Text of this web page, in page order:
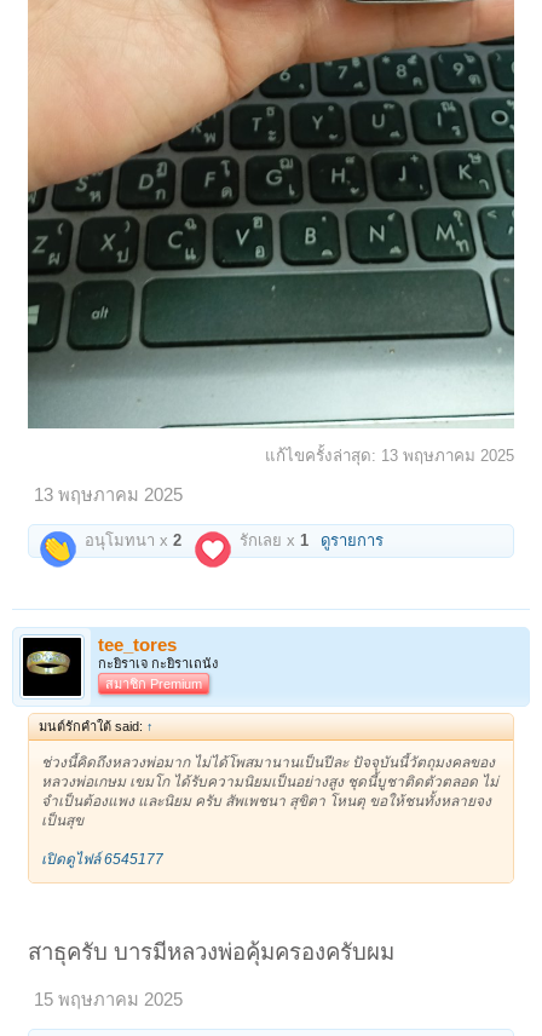
แก้ไขครั้งล่าสุด: 13 พฤษภาคม 2025
13 พฤษภาคม 2025
อนุโมทนา x2 รักเลย x1 ดูรายการ
tee_tores
กะยิราเจ กะยิราเถนัง
สมาชิก Premium
มนต์รักคำใต้ said: ↑
ช่วงนี้คิดถึงหลวงพ่อมาก ไม่ได้โพสมานานเป็นปีละ ปัจจุบันนี้วัตถุมงคลของ
หลวงพ่อเกษม เขมโก ได้รับความนิยมเป็นอย่างสูง ชุดนี้บูชาติดตัวตลอด ไม่
จำเป็นต้องแพง และนิยม ครับ สัพเพชนา สุขิตา โหนตุ ขอให้ชนทั้งหลายจง
เป็นสุข
เปิดดูไฟล์ 6545177
สาธุครับ บารมีหลวงพ่อคุ้มครองครับผม
15 พฤษภาคม 2025